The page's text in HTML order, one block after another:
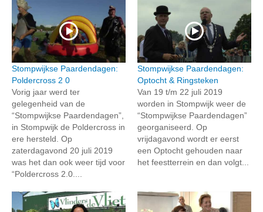
Stompwijkse Paardendagen:
Poldercross 2 0
Vorig jaar werd ter
gelegenheid van de
“Stompwijkse Paardendagen”,
in Stompwijk de Poldercross in
ere hersteld. Op
zaterdagavond 20 juli 2019
was het dan ook weer tijd voor
“Poldercross 2.0....
Stompwijkse Paardendagen:
Optocht & Ringsteken
Van 19 t/m 22 juli 2019
worden in Stompwijk weer de
“Stompwijkse Paardendagen”
georganiseerd. Op
vrijdagavond wordt er eerst
een Optocht gehouden naar
het feestterrein en dan volgt...